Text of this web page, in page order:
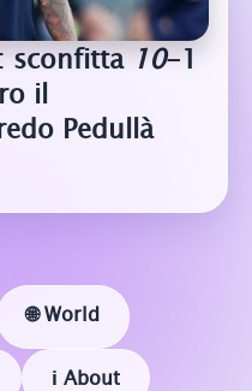
sconfitta10-1
il
Pedullà
🌐 World
ℹ️ About